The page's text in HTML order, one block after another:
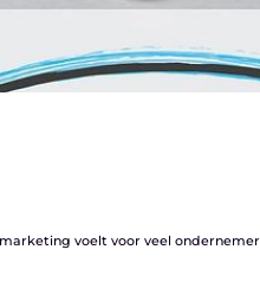
voelt voor veel